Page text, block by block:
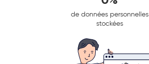
de données personnelles
stockées